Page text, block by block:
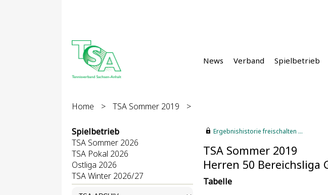
News Verband Spielbetrieb
Home > TSA Sommer 2019 >
Spielbetrieb
TSA Sommer 2026
TSA Pokal 2026
Ostliga 2026
TSA Winter 2026/27
Ergebnishistorie freischalten ...
TSA Sommer 2019
Herren 50 Bereichsliga
Tabelle